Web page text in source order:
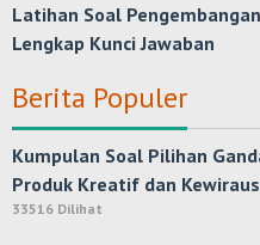
Latihan Soal
Lengkap Kunci Jawaban
Berita Populer
Kumpulan Soal Pilihan
Produk Kreatif dan
33516 Dilihat